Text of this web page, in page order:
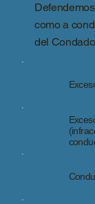
como a
del